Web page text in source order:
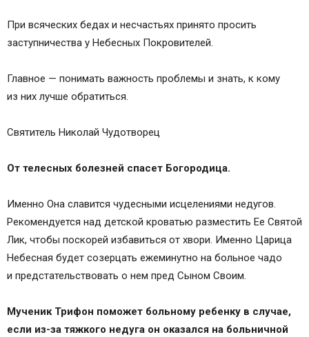
При всяческих бедах и несчастьях принято просить
заступничества у Небесных Покровителей.
Главное — понимать важность проблемы и знать, к кому
из них лучше обратиться.
Святитель Николай Чудотворец
От телесных болезней спасет Богородица.
Именно Она славится чудесными исцелениями недугов.
Рекомендуется над детской кроватью разместить Ее Святой
Лик, чтобы поскорей избавиться от хвори. Именно Царица
Небесная будет созерцать ежеминутно на больное чадо
и предстательствовать о нем пред Сыном Своим.
Мученик Трифон поможет больному ребенку в случае,
если из-за тяжкого недуга он оказался на больничной